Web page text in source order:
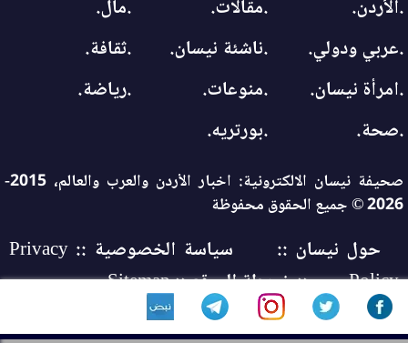
.الأردن.
.مقالات.
.مال.
.عربي ودولي.
.ناشئة نيسان.
.ثقافة.
.امرأة نيسان.
.منوعات.
.رياضة.
.صحة.
.بورتريه.
صحيفة نيسان الالكترونية: اخبار الأردن والعرب والعالم، 2015-
2026 © جميع الحقوق محفوظة
حول نيسان ::
سياسة الخصوصية :: Privacy
Policy
:: خريطة الموقع :: Sitemap